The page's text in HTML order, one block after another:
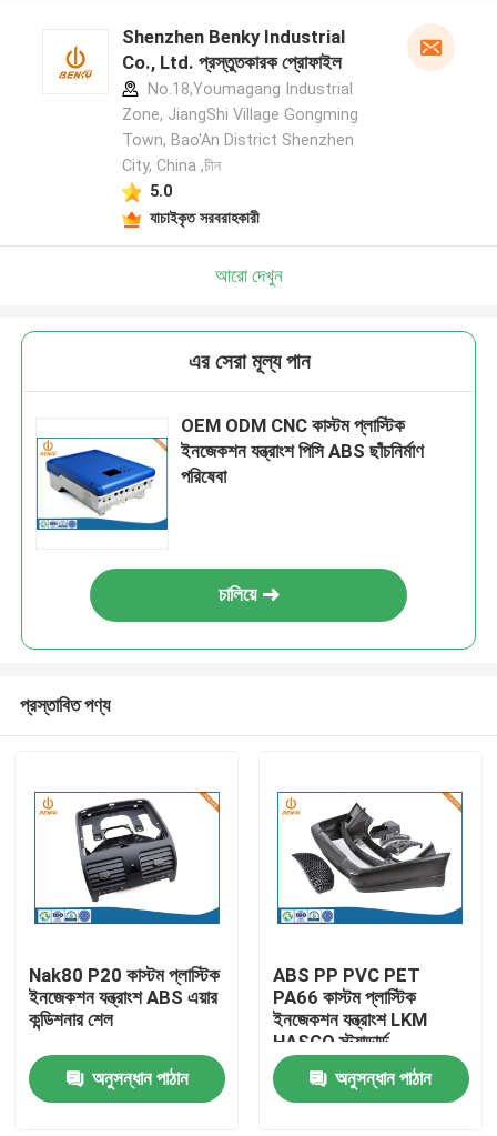
Shenzhen Benky Industrial
Co., Ltd. প্রস্তুতকারক প্রোফাইল
No.18,Youmagang Industrial
Zone, JiangShi Village Gongming
Town, Bao'An District Shenzhen
City, China ,চীন
5.0
যাচাইকৃত সরবরাহকারী
আরো দেখুন
এর সেরা মূল্য পান
OEM ODM CNC কাস্টম প্লাস্টিক
ইনজেকশন যন্ত্রাংশ পিসি ABS ছাঁচনির্মাণ
পরিষেবা
চালিয়ে
প্রস্তাবিত পণ্য
Nak80 P20 কাস্টম প্লাস্টিক
ইনজেকশন যন্ত্রাংশ ABS এয়ার
কন্ডিশনার শেল
অনুসন্ধান পাঠান
ABS PP PVC PET
PA66 কাস্টম প্লাস্টিক
ইনজেকশন যন্ত্রাংশ LKM
HASCO স্ট্যান্ডার্ড
অনুসন্ধান পাঠান